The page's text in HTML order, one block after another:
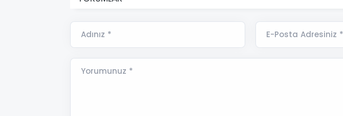
Adınız * E-Posta Adresiniz *
Yorumunuz *